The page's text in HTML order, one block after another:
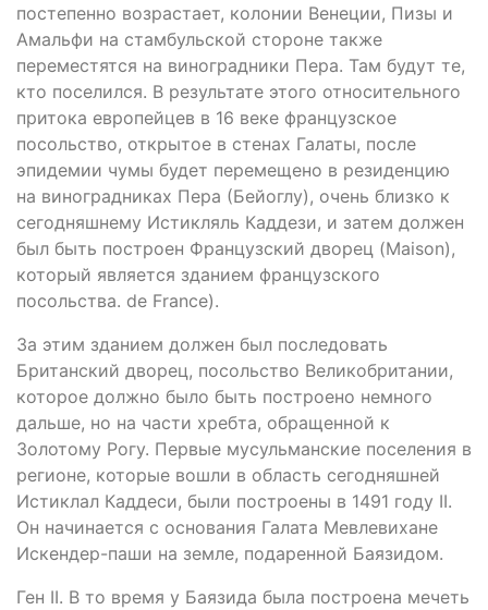
постепенно возрастает, колонии Венеции, Пизы и
Амальфи на стамбульской стороне также
переместятся на виноградники Пера. Там будут те,
кто поселился. В результате этого относительного
притока европейцев в 16 веке французское
посольство, открытое в стенах Галаты, после
эпидемии чумы будет перемещено в резиденцию
на виноградниках Пера (Бейоглу), очень близко к
сегодняшнему Истикляль Каддези, и затем должен
был быть построен Французский дворец (Maison),
который является зданием французского
посольства. de France).
За этим зданием должен был последовать
Британский дворец, посольство Великобритании,
которое должно было быть построено немного
дальше, но на части хребта, обращенной к
Золотому Рогу. Первые мусульманские поселения в
регионе, которые вошли в область сегодняшней
Истиклал Каддеси, были построены в 1491 году II.
Он начинается с основания Галата Мевлевихане
Искендер-паши на земле, подаренной Баязидом.
Ген II. В то время у Баязида была построена мечеть